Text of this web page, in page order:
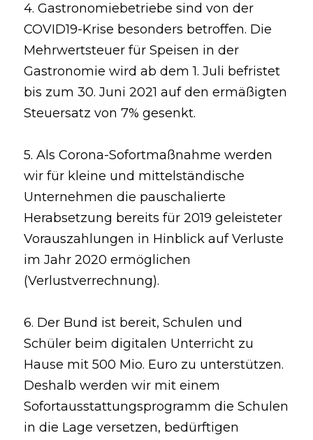
4. Gastronomiebetriebe sind von der
COVID19-Krise besonders betroffen. Die
Mehrwertsteuer für Speisen in der
Gastronomie wird ab dem 1. Juli befristet
bis zum 30. Juni 2021 auf den ermäßigten
Steuersatz von 7% gesenkt.
5. Als Corona-Sofortmaßnahme werden
wir für kleine und mittelständische
Unternehmen die pauschalierte
Herabsetzung bereits für 2019 geleisteter
Vorauszahlungen in Hinblick auf Verluste
im Jahr 2020 ermöglichen
(Verlustverrechnung).
6. Der Bund ist bereit, Schulen und
Schüler beim digitalen Unterricht zu
Hause mit 500 Mio. Euro zu unterstützen.
Deshalb werden wir mit einem
Sofortausstattungsprogramm die Schulen
in die Lage versetzen, bedürftigen